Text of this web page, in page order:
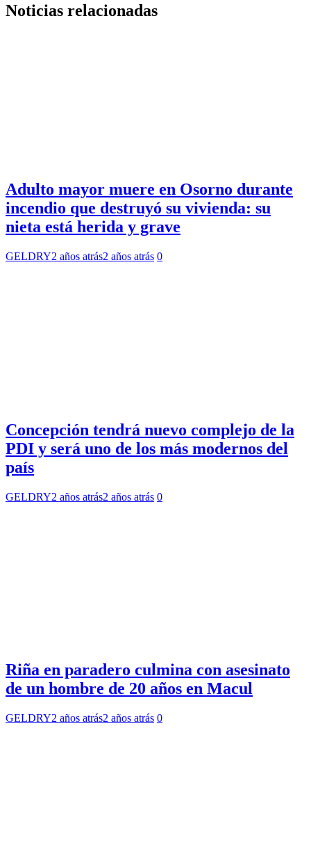
Noticias relacionadas
Adulto mayor muere en Osorno durante
incendio que destruyó su vivienda: su
nieta está herida y grave
GELDRY2 años atrás2 años atrás 0
Concepción tendrá nuevo complejo de la
PDI y será uno de los más modernos del
país
GELDRY2 años atrás2 años atrás 0
Riña en paradero culmina con asesinato
de un hombre de 20 años en Macul
GELDRY2 años atrás2 años atrás 0